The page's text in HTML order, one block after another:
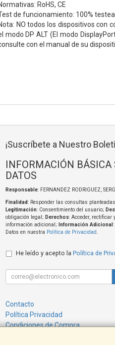
RoHS, CE
de funcionamiento: 100%
NO todos los dispositivos con
modo DP ALT (El modo
con el manual de su
¡Suscríbete a Nuestro
INFORMACIÓN BÁSICA
DATOS
Responsable: FERNANDEZ RODRIGUEZ,
Finalidad: Responder las consultas
Legitimación: Consentimiento del usuario;
obligación legal; Derechos: Acceder, rectificar
información adicional;
Información Adicional
Datos en nuestra Política de Privacidad.
He leído y acepto la Política de
Contacto
Política Privacidad
Condiciones de Compra